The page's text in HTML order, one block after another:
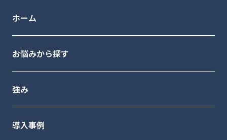
ホーム
お悩みから探す
強み
導入事例